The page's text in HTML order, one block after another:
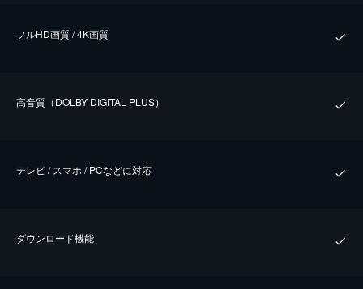
フルHD画質 / 4K画質
⾼⾳質（DOLBY DIGITAL PLUS）
テレビ / スマホ / PCなどに対応
ダウンロード機能